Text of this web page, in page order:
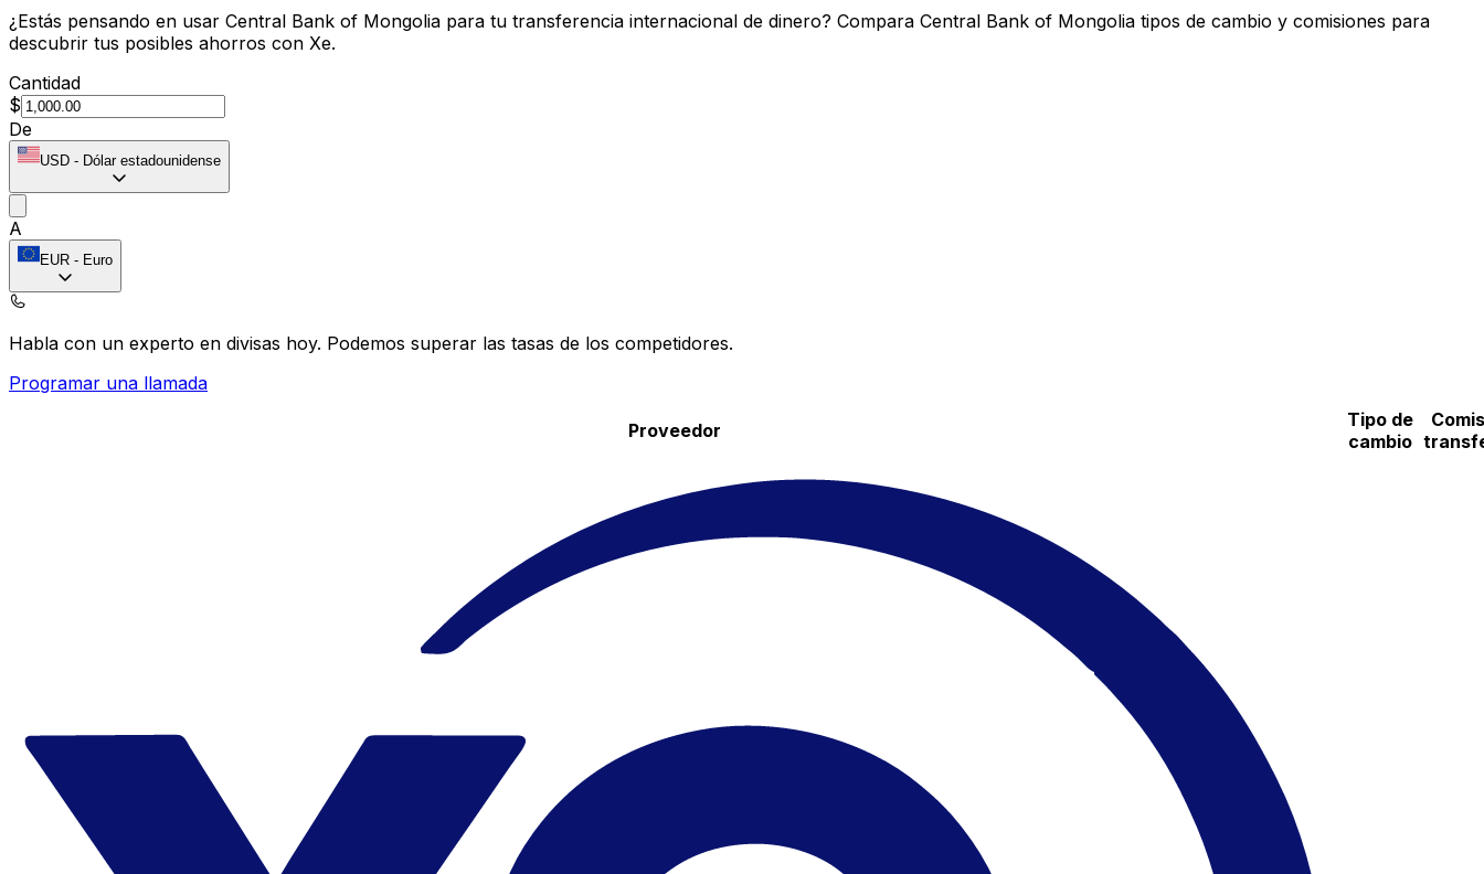
¿Estás pensando en usar Central Bank of Mongolia para tu transferencia internacional de dinero? Compara Central Bank of Mongolia tipos de cambio y comisiones para
descubrir tus posibles ahorros con Xe.
Cantidad
$
De
USD - Dólar estadounidense
A
EUR - Euro
Habla con un experto en divisas hoy. Podemos superar las tasas de los competidores.
Programar una llamada
Proveedor
Tipo de
cambio